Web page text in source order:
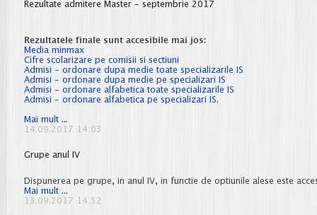
Rezultate admitere Master - septembrie 2017
Rezultatele finale sunt accesibile mai jos:
Media minmax
Cifre scolarizare pe comisii si sectiuni
Admisi - ordonare dupa medie toate specializarile IS
Admisi - ordonare dupa medie pe specializari IS
Admisi - ordonare alfabetica toate specializarile IS
Admisi - ordonare alfabetica pe specializari IS.
Mai mult ...
2017
14.09.2017 14:03
Grupe anul IV
Dispunerea pe grupe, in anul IV, in functie de optiunile alese este
Mai mult ...
anul
13.09.2017 14:52